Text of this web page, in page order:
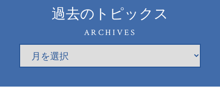
過去のトピックス
ARCHIVES